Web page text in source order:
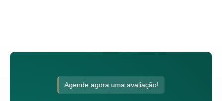
Agende agora uma avaliação!